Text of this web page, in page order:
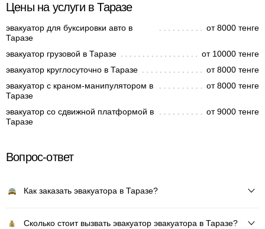
Цены на услуги в Таразе
эвакуатор для буксировки авто в
Таразе
от 8000 тенге
эвакуатор грузовой в Таразе
от 10000 тенге
эвакуатор круглосуточно в Таразе
от 8000 тенге
эвакуатор с краном-манипулятором в
Таразе
от 8000 тенге
эвакуатор со сдвижной платформой в
Таразе
от 9000 тенге
Вопрос-ответ
Как заказать эвакуатора в Таразе?
Сколько стоит вызвать эвакуатор эвакуатора в Таразе?